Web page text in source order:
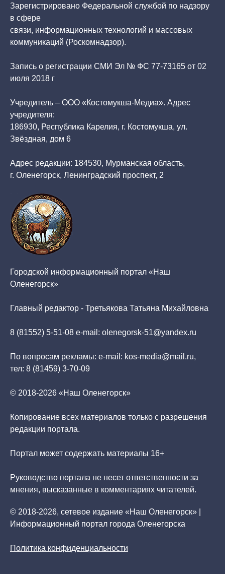
Зарегистрировано Федеральной службой по надзору
в сфере
связи, информационных технологий и массовых
коммуникаций (Роскомнадзор).
Запись о регистрации СМИ Эл № ФС 77-73165 от 02
июля 2018 г
Учредитель – ООО «Костомукша-Медиа». Адрес
учредителя:
186930, Республика Карелия, г. Костомукша, ул.
Звёздная, дом 6
Адрес редакции: 184530, Мурманская область,
г. Оленегорск, Ленинградский проспект, 2
Городской информационный портал «Наш
Оленегорск»
Главный редактор - Третьякова Татьяна Михайловна
8 (81552) 5-51-08 e-mail: olenegorsk-51@yandex.ru
По вопросам рекламы: e-mail: kos-media@mail.ru,
тел: 8 (81459) 3-70-09
© 2018-2026 «Наш Оленегорск»
Копирование всех материалов только с разрешения
редакции портала.
Портал может содержать материалы 16+
Руководство портала не несет ответственности за
мнения, высказанные в комментариях читателей.
© 2018-2026, сетевое издание «Наш Оленегорск» |
Информационный портал города Оленегорска
Политика конфиденциальности